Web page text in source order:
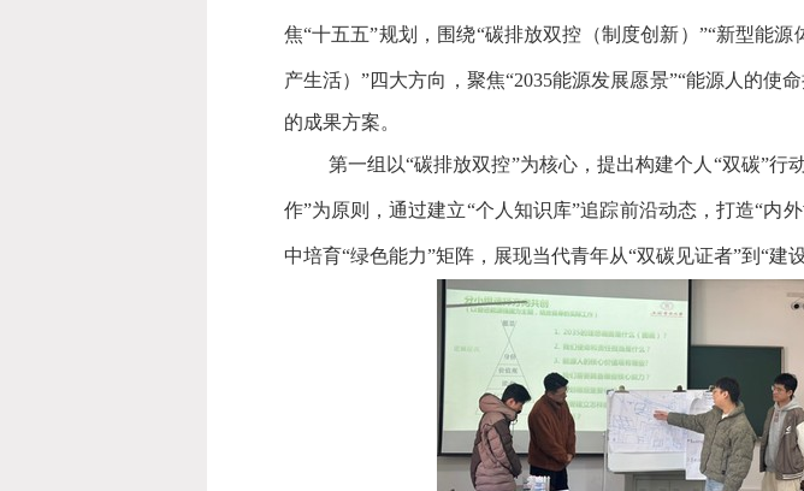
焦“十五五”规划，围绕“碳排放双控（制度创新） ”“新型能源
产生活） ”四大方向，聚焦“2035能源发展愿景”“能源人的使
的成果方案。
第一组以“碳排放双控”为核心，提出构建个人 “双碳”行
作”为原则，通过建立“个人知识库”追踪前沿动态，打造“内
中培育“绿色能力”矩阵，展现当代青年从“双碳见证者”到 “建